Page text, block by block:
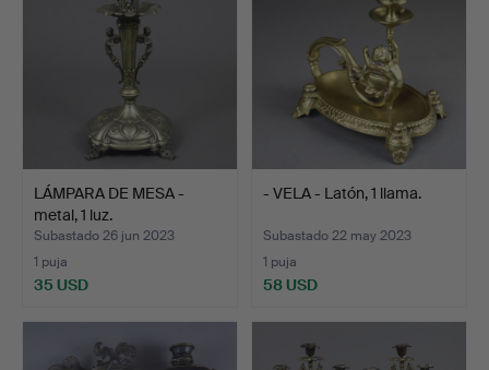
LÁMPARA DE MESA -
metal, 1 luz.
Subastado 26 jun 2023
1 puja
35 USD
- VELA - Latón, 1 llama.
Subastado 22 may 2023
1 puja
58 USD